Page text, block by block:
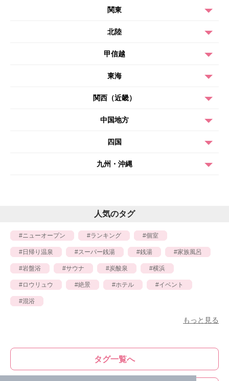
関東
北陸
甲信越
東海
関西（近畿）
中国地方
四国
九州・沖縄
人気のタグ
ニューオープン ランキング 個室
日帰り温泉 スーパー銭湯 銭湯 家族風呂
岩盤浴 サウナ 炭酸泉 横浜
ロウリュウ 絶景 ホテル イベント
混浴
もっと見る
タグ一覧へ